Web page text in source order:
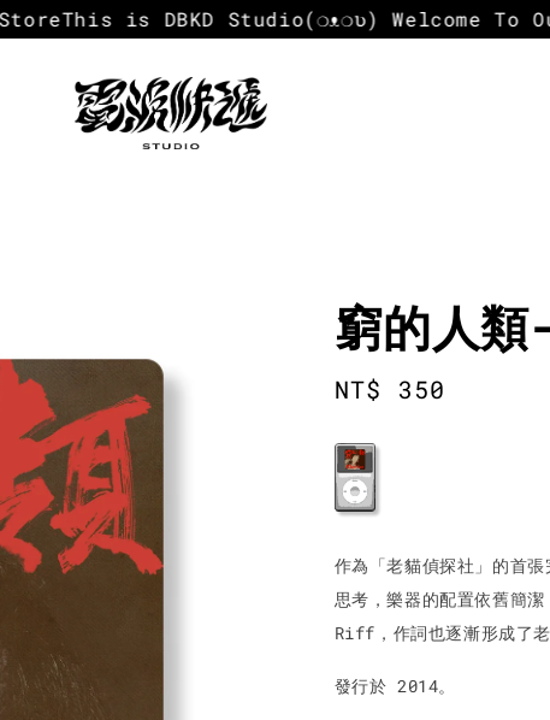
This is DBKD Studio(❍ᴥ❍ʋ) Welcome To
窮的人
Regular
NT$ 350
作為「老貓偵探社」的首
思考，樂器的配置依舊簡
Riff，作詞也逐漸形成了老
發行於 2014。